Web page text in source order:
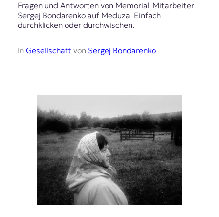
Fragen und Antworten von Memorial-Mitarbeiter
Sergej Bondarenko auf Meduza. Einfach
durchklicken oder durchwischen.
In Gesellschaft von Sergej Bondarenko